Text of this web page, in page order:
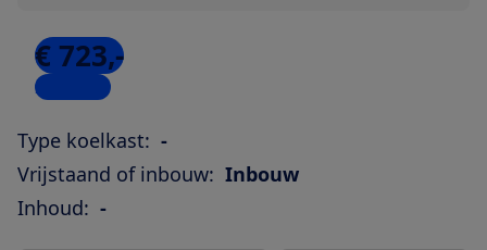
€ 723,-
2 winkels
Type koelkast: -
Vrijstaand of inbouw: Inbouw
Inhoud: -